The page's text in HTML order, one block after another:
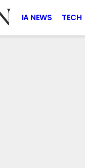
IA NEWS TECH